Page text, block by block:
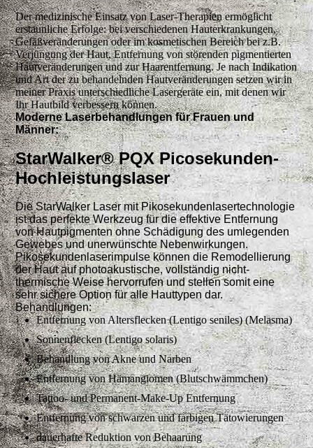
Der medizinische Einsatz von Laser-Therapien ermöglicht
erstaunliche Erfolge: bei verschiedenen Hauterkrankungen,
Gefäßveränderungen oder im kosmetischen Bereich bei z.B.
Verjüngung der Haut, Entfernung von störenden pigmentierten
Hautveränderungen und zur Haarentfernung. Je nach Indikation
und Art der zu behandelnden Hautveränderungen setzen wir in
meiner Praxis unterschiedliche Lasergeräte ein, mit denen wir
Ihr Hautbild verbessern können.
Moderne Laserbehandlungen für Frauen und
Männer:
StarWalker® PQX Picosekunden-
Hochleistungslaser
Die StarWalker Laser mit Pikosekundenlasertechnologie
ist das perfekte Werkzeug für die effektive Entfernung
von Hautpigmenten ohne Schädigung des umlegenden
Gewebes und unerwünschte Nebenwirkungen.
Pikosekundenlaserimpulse können die Remodellierung
der Haut auf photoakustische, vollständig nicht-
thermische Weise hervorrufen und stellen somit eine
sehr sichere Option für alle Hauttypen dar.
Behandlungen:
Entfernung von Altersflecken (Lentigo seniles) (Melasma)
Sonnenflecken (Lentigo solaris)
Behandlung von Akne und Narben
Entfernung von Hämangiomen (Blutschwämmchen)
Tattoo- und Permanent-Make-Up Entfernung
Entfernung von schwarzen und farbigen Tätowierungen
dauerhafte Reduktion von Behaarung